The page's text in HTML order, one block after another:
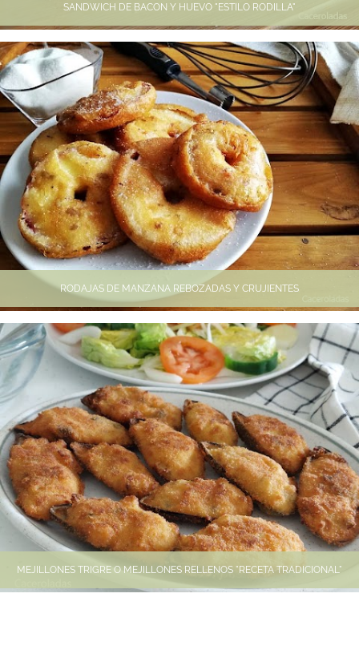
SANDWICH DE BACON Y HUEVO "ESTILO RODILLA"
RODAJAS DE MANZANA REBOZADAS Y CRUJIENTES
MEJILLONES TRIGRE O MEJILLONES RELLENOS "RECETA TRADICIONAL"